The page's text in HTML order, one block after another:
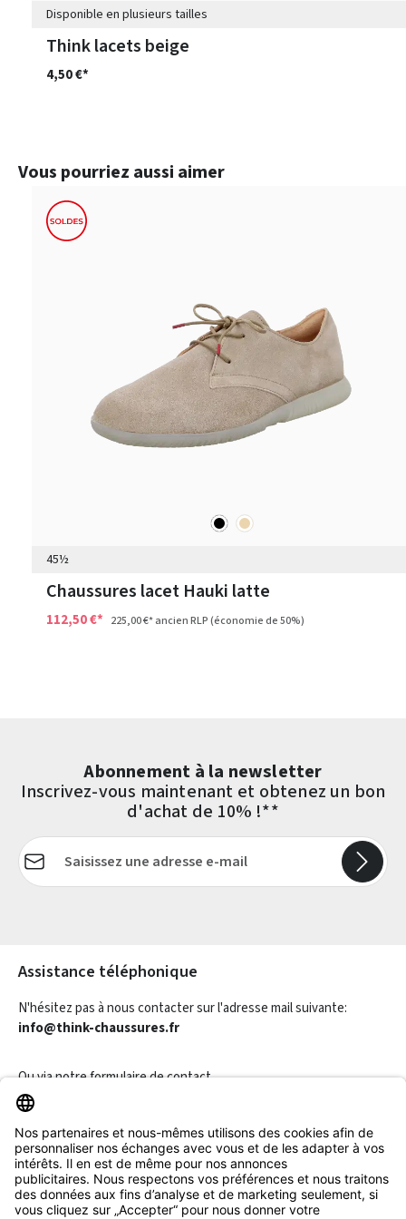
Disponible en plusieurs tailles
Think lacets beige
4,50 €*
Ignorer la galerie de produits
Vous pourriez aussi aimer
noir beige
45½
Chaussures lacet Hauki latte
112,50 €* 225,00 €*ancien RLP(économie de 50%)
Abonnement à la newsletter
Inscrivez-vous maintenant et obtenez un bon
d'achat de 10% !**
Adresse e-mail*
Assistance téléphonique
N'hésitez pas à nous contacter sur l'adresse mail suivante:
info@think-chaussures.fr
Ou via notreformulaire de contact.
Révoquer un contrat
Informations